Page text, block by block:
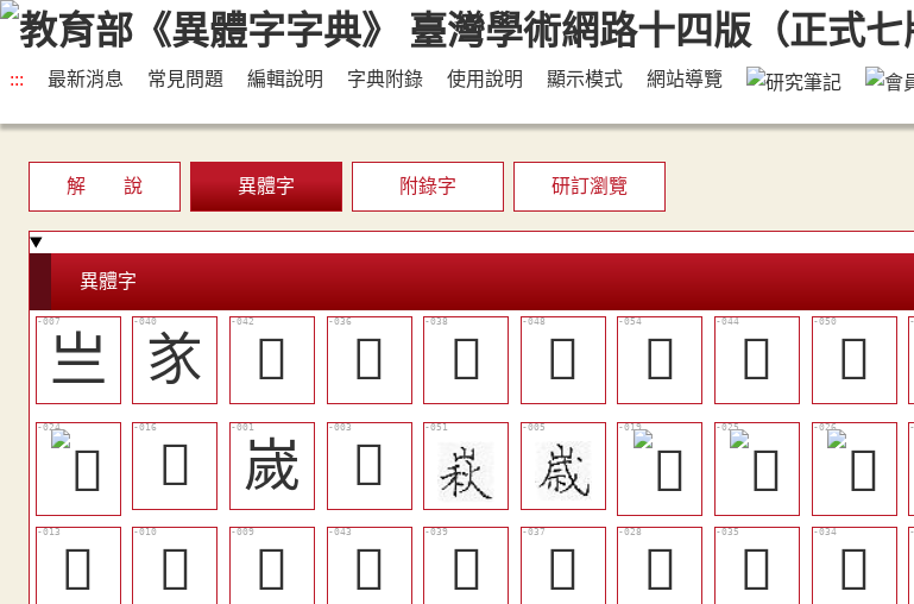
::: 最新消息 常見問題 編輯說明 字典附錄 使用說明 顯示模式 網站導覽
解 說 異體字 附錄字 研訂瀏覽
異體字
亗 㒸 󲾚 󲾖 󲾗 󲾝 󲾣 󲾜 󲾟
󲾂
嵗 󲽸
󲽿
󲽼 󲽻 󲾛 󲾘 󵃇 󲾎 󲾕 󲾔